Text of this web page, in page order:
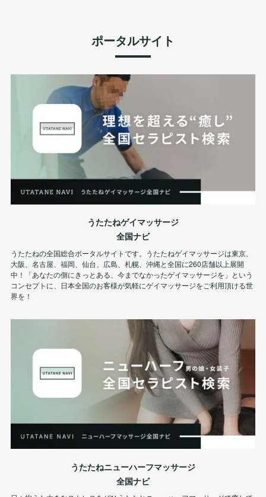
ポータルサイト
うたたねゲイマッサージ
全国ナビ
うたたねの全国総合ポータルサイトです。うたたねゲイマッサージは東京、
大阪、名古屋、福岡、仙台、広島、札幌、沖縄と全国に260店舗以上展開
中！「あなたの側にきっとある、今までなかったゲイマッサージを」という
コンセプトに、日本全国のお客様が気軽にゲイマッサージをご利用頂ける世
界を！
うたたねニューハーフマッサージ
全国ナビ